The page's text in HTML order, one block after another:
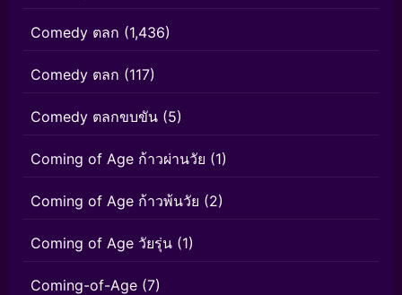
Comedy ตลก (1,436)
Comedy ตลก (117)
Comedy ตลกขบขัน (5)
Coming of Age ก้าวผ่านวัย (1)
Coming of Age ก้าวพ้นวัย (2)
Coming of Age วัยรุ่น (1)
Coming-of-Age (7)